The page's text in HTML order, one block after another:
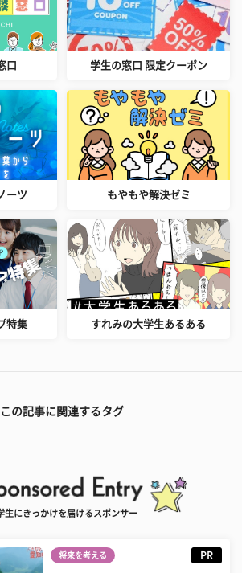
口 学生の窓口 限定クーポン
ーツ もやもや解決ゼミ
特集 すれみの大学生あるある
この記事に関連するタグ
生にきっかけを届けるスポンサー
将来を考える PR